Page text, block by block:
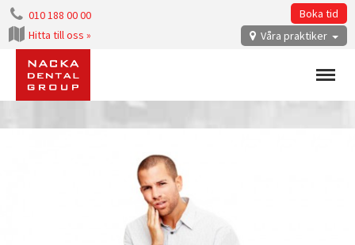
Våra praktiker
Boka tid
010 188 00 00
Hitta till oss »
Menu